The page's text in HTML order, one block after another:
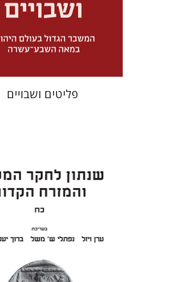
מחיר השקה
$46
$32
פליטים ושבויים
ערן ויזל נפתלי ש' משל